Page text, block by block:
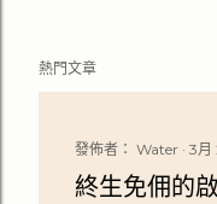
熱門文章
發佈者： Water 3月
終生免佣的